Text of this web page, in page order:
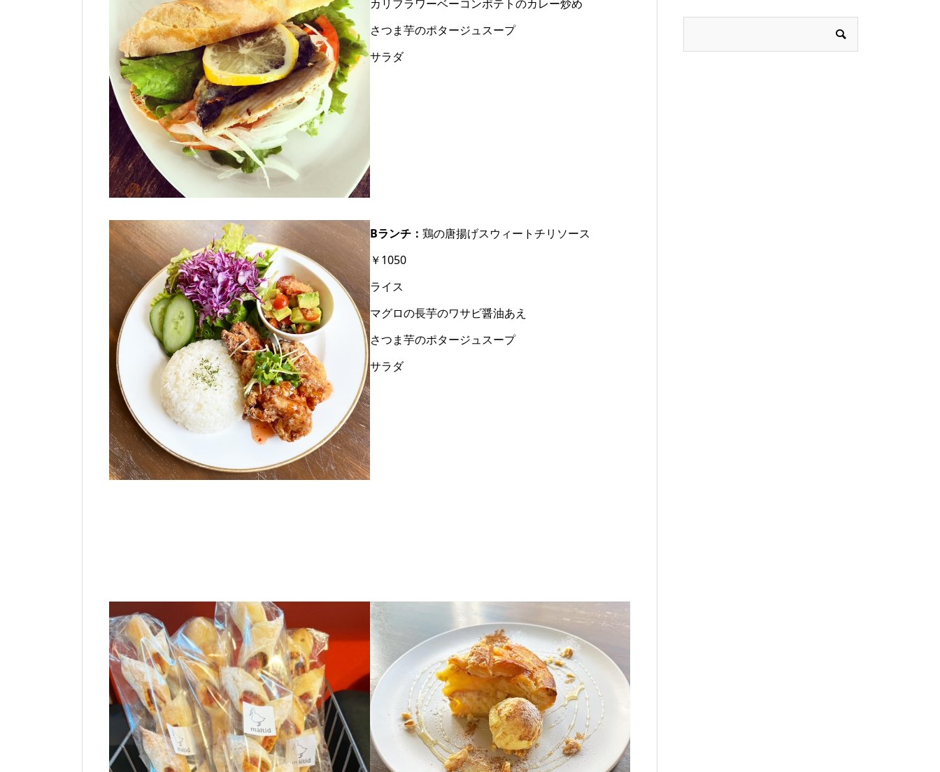
カリフラワーベーコンポテトのカレー炒め
さつま芋のポタージュスープ
サラダ
Bランチ： 鶏の唐揚げスウィートチリソース
￥1050
ライス
マグロの長芋のワサビ醤油あえ
さつま芋のポタージュスープ
サラダ